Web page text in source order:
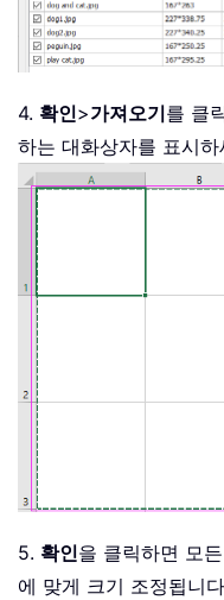
4. 확인>가져오기를 클
하는 대화상자를 표시하
5. 확인을 클릭하면 모
에 맞게 크기 조정됩니다